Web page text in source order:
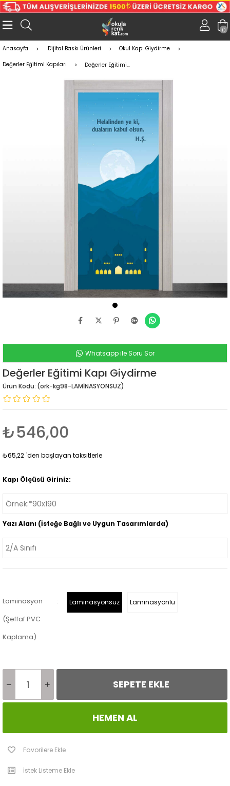
0
Anasayfa Dijital Baskı Ürünleri Okul Kapı Giydirme
Değerler Eğitimi Kapıları Değerler Eğitimi Kapı Giydirme
Whatsapp ile Soru Sor
Değerler Eğitimi Kapı Giydirme
(ork-kg98-LAMİNASYONSUZ)
₺546,00
₺65,22 'den başlayan taksitlerle
Kapı Ölçüsü Giriniz:
Yazı Alanı (İsteğe Bağlı ve Uygun Tasarımlarda)
Laminasyon
(Şeffaf PVC
Kaplama)
: Laminasyonsuz Laminasyonlu
Favorilere Ekle
İstek Listeme Ekle